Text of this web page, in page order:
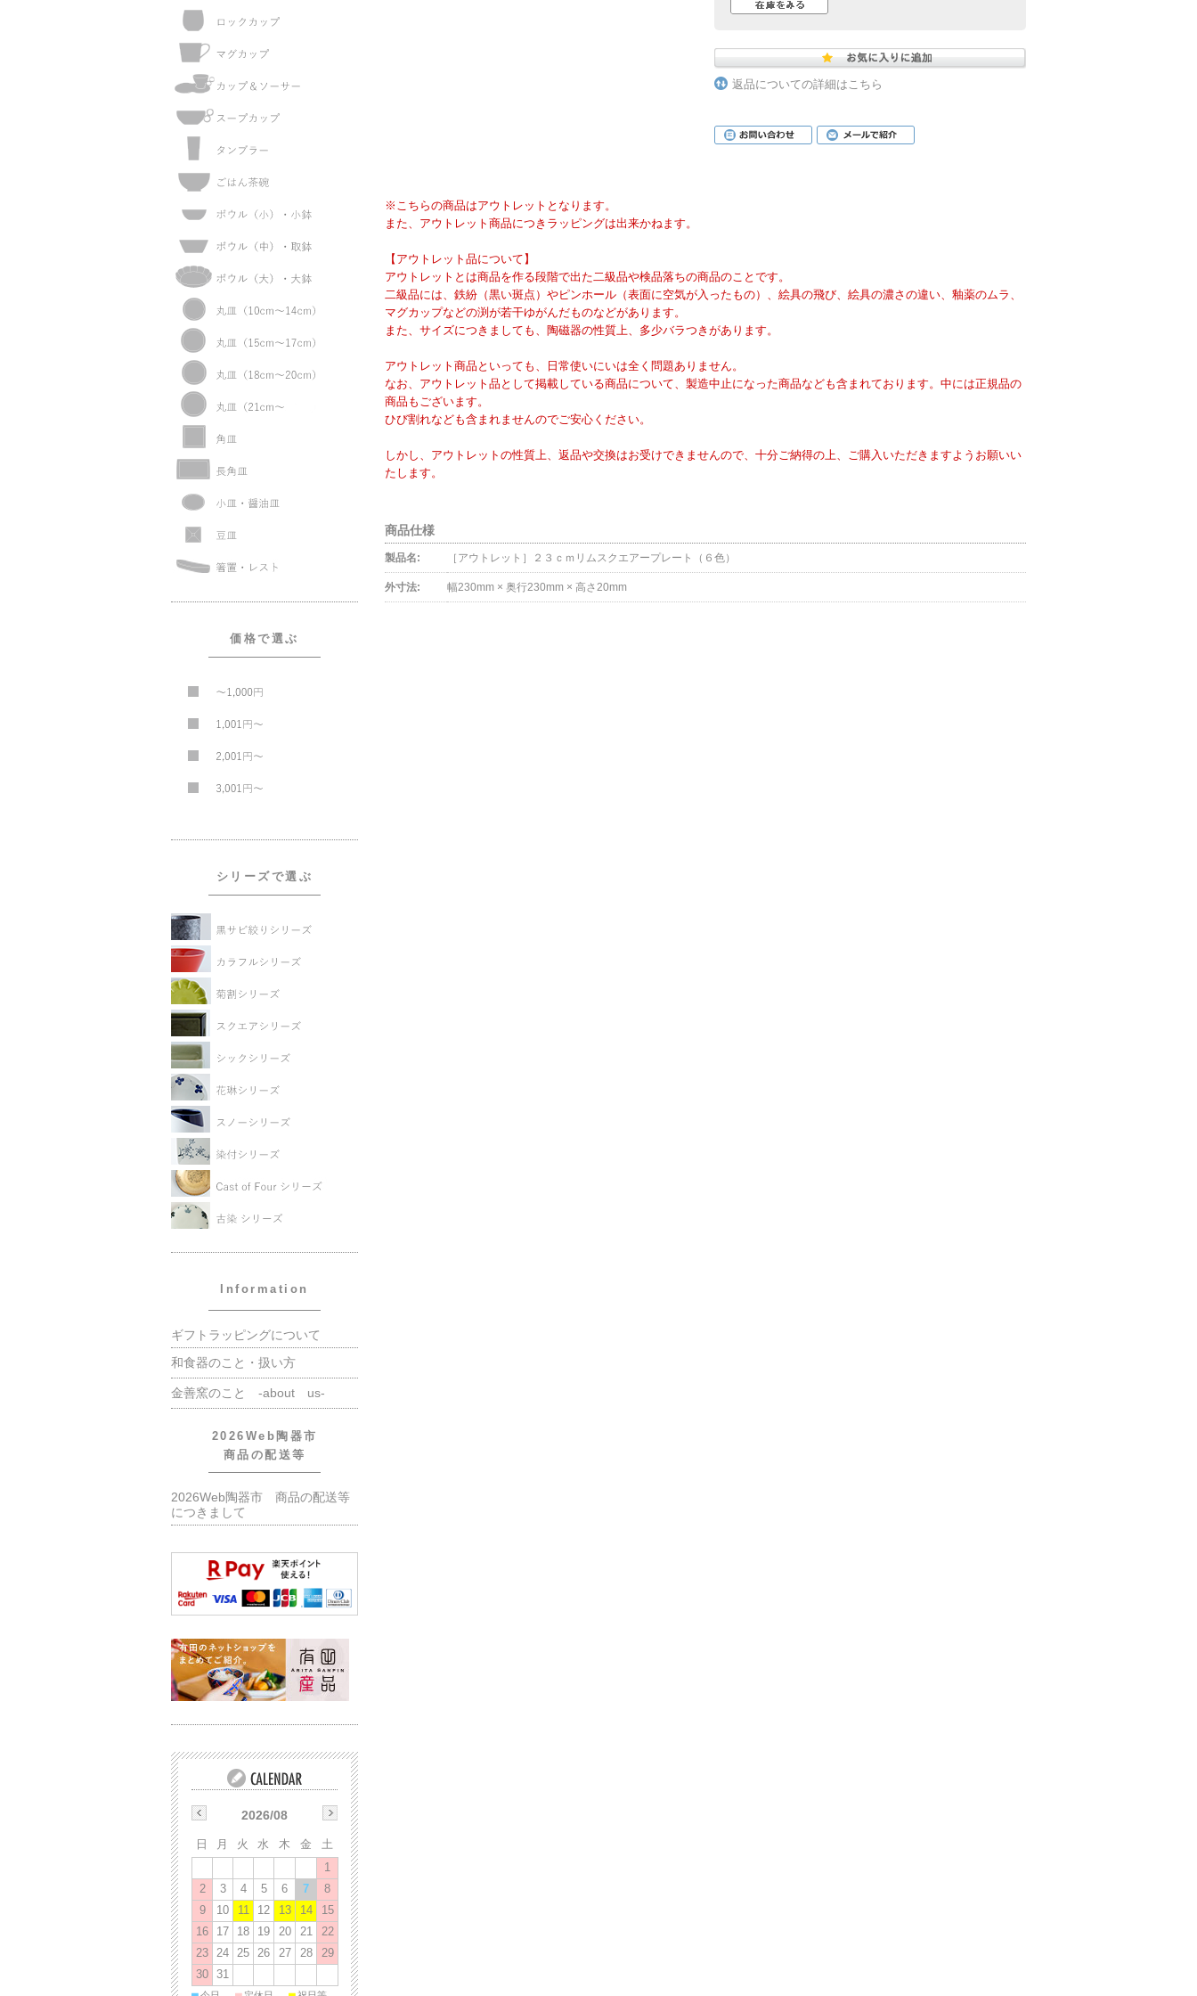
返品についての詳細はこちら
※こちらの商品はアウトレットとなります。
また、アウトレット商品につきラッピングは出来かねます。
【アウトレット品について】
アウトレットとは商品を作る段階で出た二級品や検品落ちの商品のことです。
二級品には、鉄紛（黒い斑点）やピンホール（表面に空気が入ったもの）、絵具の飛び、絵具の濃さの違い、釉薬のムラ、
マグカップなどの渕が若干ゆがんだものなどがあります。
また、サイズにつきましても、陶磁器の性質上、多少バラつきがあります。
アウトレット商品といっても、日常使いにいは全く問題ありません。
なお、アウトレット品として掲載している商品について、製造中止になった商品なども含まれております。中には正規品の
商品もございます。
ひび割れなども含まれませんのでご安心ください。
しかし、アウトレットの性質上、返品や交換はお受けできませんので、十分ご納得の上、ご購入いただきますようお願いい
たします。
商品仕様
製品名: ［アウトレット］２３ｃｍリムスクエアープレート（６色）
外寸法: 幅230mm × 奥行230mm × 高さ20mm
価格で選ぶ
シリーズで選ぶ
Information
ギフトラッピングについて
和食器のこと・扱い方
金善窯のこと -about us-
2026Web陶器市
商品の配送等
2026Web陶器市 商品の配送等
につきまして
2026/08
日 月 火 水 木 金
土
1
2
3 4 5 6 7
8
9
10 11 12 13 14
15
16
17 18 19 20 21
22
23
24 25 26 27 28
29
30
31